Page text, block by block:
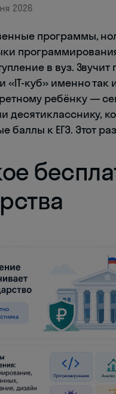
2026
программы,
в вуз.
«IT-куб» именно так
ребёнку —
десятикласснику,
баллы к ЕГЭ. Этот